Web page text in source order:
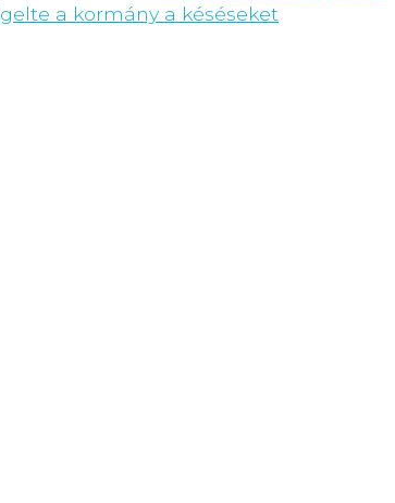
a kormány a késéseket